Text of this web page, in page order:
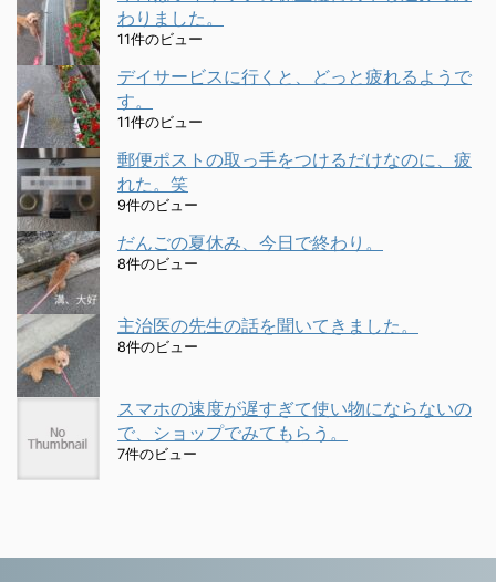
わりました。
11件のビュー
デイサービスに行くと、どっと疲れるようで
す。
11件のビュー
郵便ポストの取っ手をつけるだけなのに、疲
れた。笑
9件のビュー
だんごの夏休み、今日で終わり。
8件のビュー
主治医の先生の話を聞いてきました。
8件のビュー
スマホの速度が遅すぎて使い物にならないの
で、ショップでみてもらう。
7件のビュー